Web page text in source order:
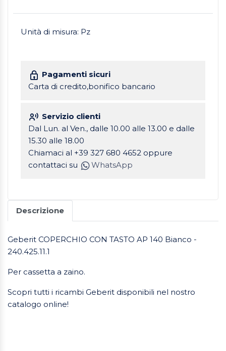
Unità di misura: Pz
Pagamenti sicuri
Carta di credito,bonifico bancario
Servizio clienti
Dal Lun. al Ven., dalle 10.00 alle 13.00 e dalle
15.30 alle 18.00
Chiamaci al +39 327 680 4652 oppure
contattaci su
WhatsApp
Descrizione
Geberit COPERCHIO CON TASTO AP 140 Bianco -
240.425.11.1
Per cassetta a zaino.
Scopri tutti i ricambi Geberit disponibili nel nostro
catalogo online!